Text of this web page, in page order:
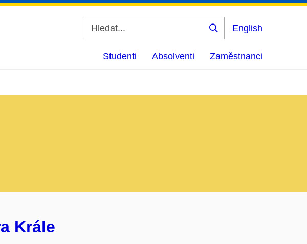
Vyhledat
English
Studenti Absolventi Zaměstnanci
Krále